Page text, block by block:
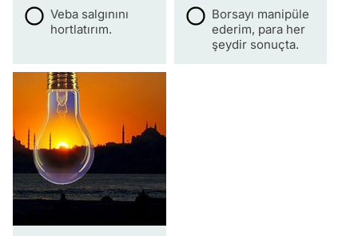
Veba salgınını
hortlatırım.
Borsayı manipüle
ederim, para her
şeydir sonuçta.